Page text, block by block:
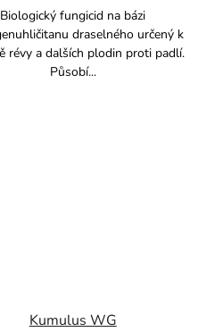
Biologický fungicid na bázi
draselného určený k
révy a dalších plodin proti padlí.
Působí...
Kumulus WG